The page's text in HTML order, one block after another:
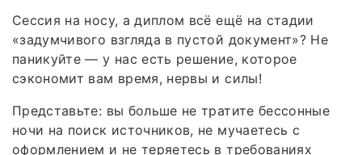
Сессия на носу, а диплом всё ещё на стадии
«задумчивого взгляда в пустой документ»? Не
паникуйте — у нас есть решение, которое
сэкономит вам время, нервы и силы!
Представьте: вы больше не тратите бессонные
ночи на поиск источников, не мучаетесь с
оформлением и не теряетесь в требованиях